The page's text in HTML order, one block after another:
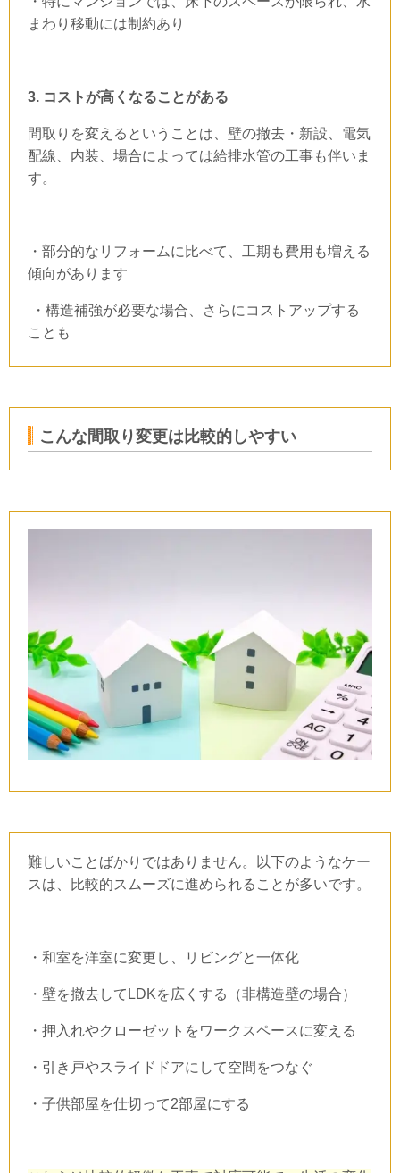
まわり移動には制約あり
3. コストが高くなることがある
間取りを変えるということは、壁の撤去・新設、電気
配線、内装、場合によっては給排水管の工事も伴いま
す。
・部分的なリフォームに比べて、工期も費用も増える
傾向があります
・構造補強が必要な場合、さらにコストアップする
ことも
こんな間取り変更は比較的しやすい
難しいことばかりではありません。以下のようなケー
スは、比較的スムーズに進められることが多いです。
・和室を洋室に変更し、リビングと一体化
・壁を撤去して LDKを広くする（非構造壁の場合）
・押入れやクローゼットをワークスペースに変える
・引き戸やスライドドアにして空間をつなぐ
・子供部屋を仕切って2部屋にする